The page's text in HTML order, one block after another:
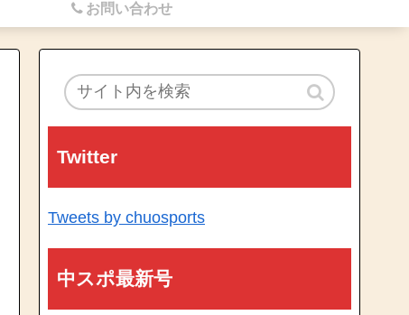
お問い合わせ
Twitter
Tweets by chuosports
中スポ最新号